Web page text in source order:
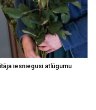
iesniegusi atlūgumu